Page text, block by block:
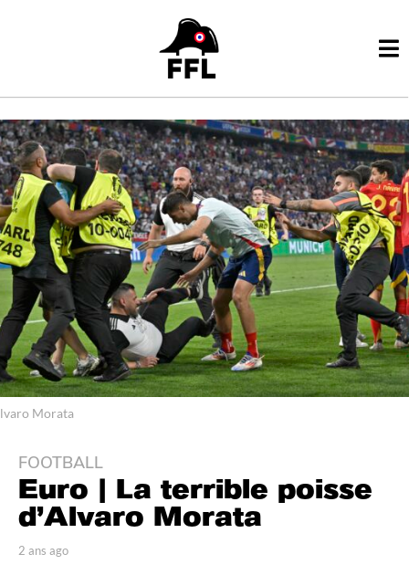
Morata
2
a
s
a
FOOTBALL
Euro | La terrible poisse
d’Alvaro Morata
p
2 ans ago